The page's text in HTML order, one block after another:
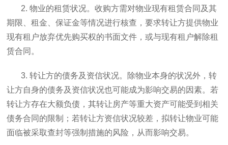
2. 物业的租赁状况。收购方需对物业现有租赁合同及其
期限、租金、保证金等情况进行核查，要求转让方提供物业
现有租户放弃优先购买权的书面文件，或与现有租户解除租
赁合同。
3. 转让方的债务及资信状况。除物业本身的状况外，转
让方自身的债务及资信状况也可能成为影响交易的因素。若
转让方存在大额负债，其转让房产等重大资产可能受到相关
债务合同的限制；若转让方资信状况较差，拟转让物业可能
面临被采取查封等强制措施的风险，从而影响交易。